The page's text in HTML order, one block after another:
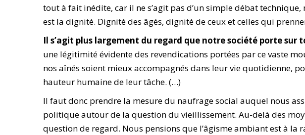
tout à fait inédite, car il ne s’agit pas d’un simple débat technique,
est la dignité. Dignité des âgés, dignité de ceux et celles qui
Il s’agit plus largement du regard que notre société porte sur
une légitimité évidente des revendications portées par ce vaste
nos aînés soient mieux accompagnés dans leur vie quotidienne,
hauteur humaine de leur tâche. (…)
Il faut donc prendre la mesure du naufrage social auquel nous
politique autour de la question du vieillissement. Au-delà des
question de regard. Nous pensions que l’âgisme ambiant est à la